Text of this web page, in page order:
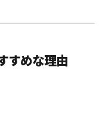
すめな理由